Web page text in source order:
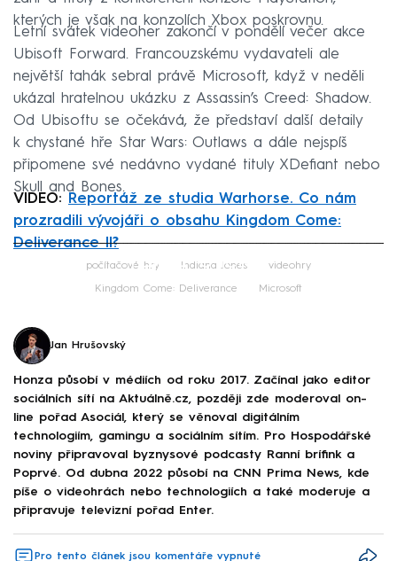
kterých je však na konzolích Xbox poskrovnu.
Letní svátek videoher zakončí v pondělí večer akce
Ubisoft Forward. Francouzskému vydavateli ale
největší tahák sebral právě Microsoft, když v neděli
ukázal hratelnou ukázku z Assassin’s Creed: Shadow.
Od Ubisoftu se očekává, že představí další detaily
k chystané hře Star Wars: Outlaws a dále nejspíš
připomene své nedávno vydané tituly XDefiant nebo
Skull and Bones.
VIDEO: Reportáž ze studia Warhorse. Co nám
prozradili vývojáři o obsahu Kingdom Come:
Deliverance II?
Failed to fetch
počítačové hry Indiana Jones videohry
Kingdom Come: Deliverance Microsoft
Jan Hrušovský
Honza působí v médiích od roku 2017. Začínal jako editor
sociálních sítí na Aktuálně.cz, později zde moderoval on-
line pořad Asociál, který se věnoval digitálním
technologiím, gamingu a sociálním sítím. Pro Hospodářské
noviny připravoval byznysové podcasty Ranní brífink a
Poprvé. Od dubna 2022 působí na CNN Prima News, kde
píše o videohrách nebo technologiích a také moderuje a
připravuje televizní pořad Enter.
Pro tento článek jsou komentáře vypnuté